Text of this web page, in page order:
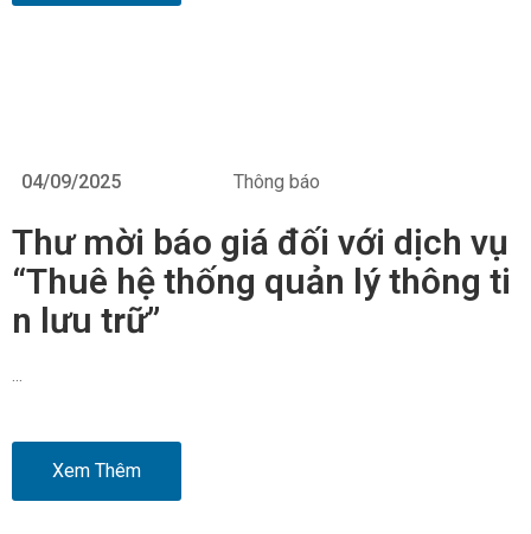
04/09/2025 Thông báo
Thư mời báo giá đối với dịch vụ
“Thuê hệ thống quản lý thông ti
n lưu trữ”
…
Xem Thêm